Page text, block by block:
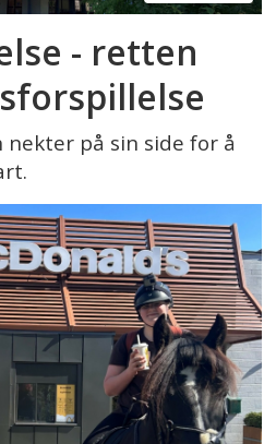
- retten
på sin side for å